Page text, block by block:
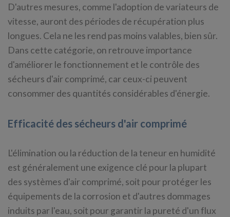
D'autres mesures, comme l'adoption de variateurs de
vitesse, auront des périodes de récupération plus
longues. Cela ne les rend pas moins valables, bien sûr.
Dans cette catégorie, on retrouve importance
d'améliorer le fonctionnement et le contrôle des
sécheurs d'air comprimé, car ceux-ci peuvent
consommer des quantités considérables d'énergie.
Efficacité des sécheurs d'air comprimé
L'élimination ou la réduction de la teneur en humidité
est généralement une exigence clé pour la plupart
des systèmes d'air comprimé, soit pour protéger les
équipements de la corrosion et d'autres dommages
induits par l'eau, soit pour garantir la pureté d'un flux